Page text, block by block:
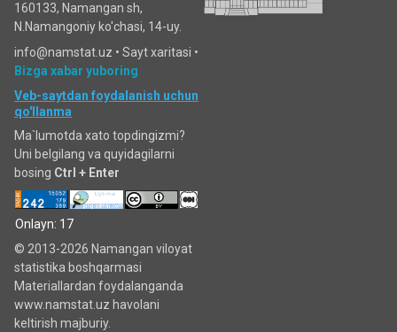
160133, Namangan sh,
N.Namangoniy ko'chasi, 14-uy.
info@namstat.uz • Sayt xaritasi •
Bizga xabar yuboring
Veb-saytdan foydalanish uchun
qo'llanma
Ma`lumotda xato topdingizmi?
Uni belgilang va quyidagilarni
bosing Ctrl + Enter
Onlayn: 17
© 2013-2026 Namangan viloyat
statistika boshqarmasi
Materiallardan foydalanganda
www.namstat.uz havolani
keltirish majburiy.